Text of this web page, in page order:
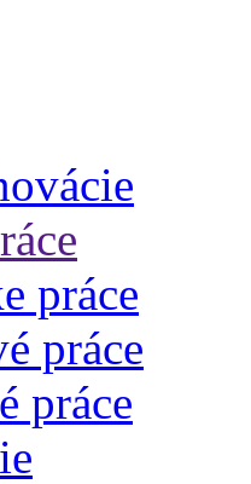
práce
práce
práce